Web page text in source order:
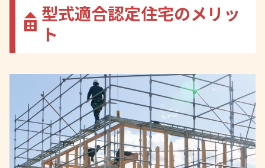
型式適合認定住宅のメリッ
ト